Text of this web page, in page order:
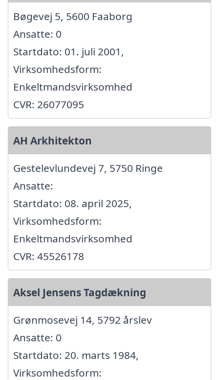
Bøgevej 5, 5600 Faaborg
Ansatte: 0
Startdato: 01. juli 2001,
Virksomhedsform:
Enkeltmandsvirksomhed
CVR: 26077095
AH Arkhitekton
Gestelevlundevej 7, 5750 Ringe
Ansatte:
Startdato: 08. april 2025,
Virksomhedsform:
Enkeltmandsvirksomhed
CVR: 45526178
Aksel Jensens Tagdækning
Grønmosevej 14, 5792 årslev
Ansatte: 0
Startdato: 20. marts 1984,
Virksomhedsform: